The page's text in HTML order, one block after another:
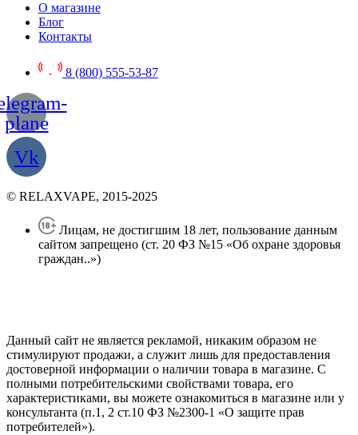
О магазине
Блог
Контакты
8 (800) 555-53-87
plane
Vk
© RELAXVAPE, 2015-2025
Лицам, не достигшим 18 лет, пользование данным
сайтом запрещено (ст. 20 ФЗ №15 «Об охране здоровья
граждан..»)
Данный сайт не является рекламой, никаким образом не
стимулируют продажи, а служит лишь для предоставления
достоверной информации о наличии товара в магазине. С
полными потребительскими свойствами товара, его
характеристиками, вы можете ознакомиться в магазине или у
консультанта (п.1, 2 ст.10 ФЗ №2300-1 «О защите прав
потребителей»).